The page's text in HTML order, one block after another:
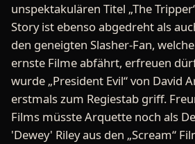
unspektakulären Titel „The
Story ist ebenso abgedreht als
den geneigten Slasher-Fan,
ernste Filme abfährt, erfreuen
wurde „President Evil“ von David
erstmals zum Regiestab griff.
Films müsste Arquette noch als
'Dewey' Riley aus den „Scream“